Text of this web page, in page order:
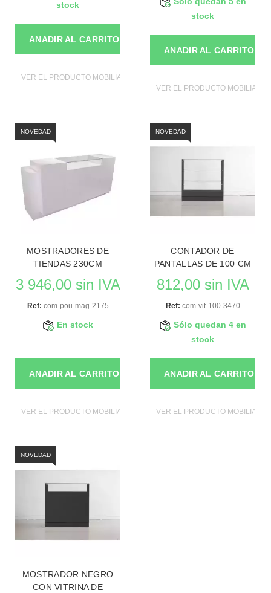
stock
ANADIR AL CARRITO
VER EL PRODUCTO MOBILIAROS DE TIENDAS
stock
ANADIR AL CARRITO
VER EL PRODUCTO
NOVEDAD
MOSTRADORES DE
TIENDAS 230CM
3 946,00 sin IVA
Ref: com-pou-mag-2175
En stock
ANADIR AL CARRITO
VER EL PRODUCTO MOBILIAROS DE TIENDAS
NOVEDAD
CONTADOR DE
PANTALLAS DE 100 CM
812,00 sin IVA
Ref: com-vit-100-3470
Sólo quedan 4 en
stock
ANADIR AL CARRITO
VER EL PRODUCTO
NOVEDAD
MOSTRADOR NEGRO
CON VITRINA DE